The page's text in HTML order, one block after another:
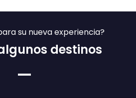
su nueva experiencia?
destinos